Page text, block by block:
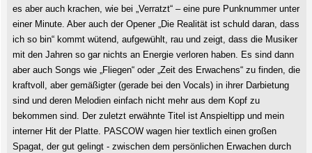
es aber auch krachen, wie bei „Verratzt“ – eine pure Punknummer unter
einer Minute. Aber auch der Opener „Die Realität ist schuld daran, dass
ich so bin“ kommt wütend, aufgewühlt, rau und zeigt, dass die Musiker
mit den Jahren so gar nichts an Energie verloren haben. Es sind dann
aber auch Songs wie „Fliegen“ oder „Zeit des Erwachens“ zu finden, die
kraftvoll, aber gemäßigter (gerade bei den Vocals) in ihrer Darbietung
sind und deren Melodien einfach nicht mehr aus dem Kopf zu
bekommen sind. Der zuletzt erwähnte Titel ist Anspieltipp und mein
interner Hit der Platte. PASCOW wagen hier textlich einen großen
Spagat, der gut gelingt - zwischen dem persönlichen Erwachen durch